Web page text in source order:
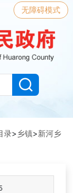
无障碍模式
录> 乡镇>新河乡